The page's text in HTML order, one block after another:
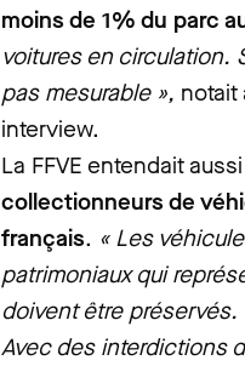
moins de 1% du parc
voitures en circulation.
pas mesurable », notait
interview.
La FFVE entendait
collectionneurs de
français. « Les
patrimoniaux qui
doivent être préservés.
Avec des interdictions